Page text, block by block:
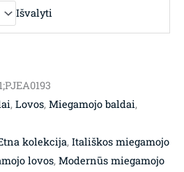
Išvalyti
, Lovos, Miegamojo baldai,
kolekcija, Itališkos miegamojo
lovos, Modernūs miegamojo